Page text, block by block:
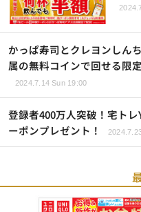
かっぱ寿司とクレヨンしん
属の無料コインで回せる限
2024.7.14 Sun 19:00
登録者400万人突破！宅ト
ーポンプレゼント！